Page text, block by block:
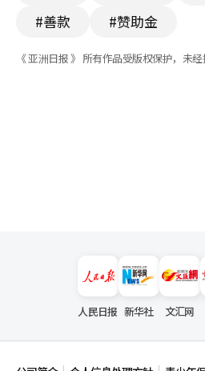
#善款
#赞助金
《 亚洲日报 》 所有作品受版权保护，未经
人民日报 新华社 文汇网